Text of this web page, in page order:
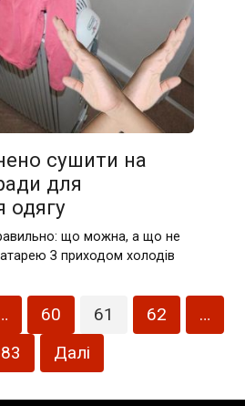
сушити на
для
одягу
що можна, а що не
З приходом холодів
60 61 62
…
Далі